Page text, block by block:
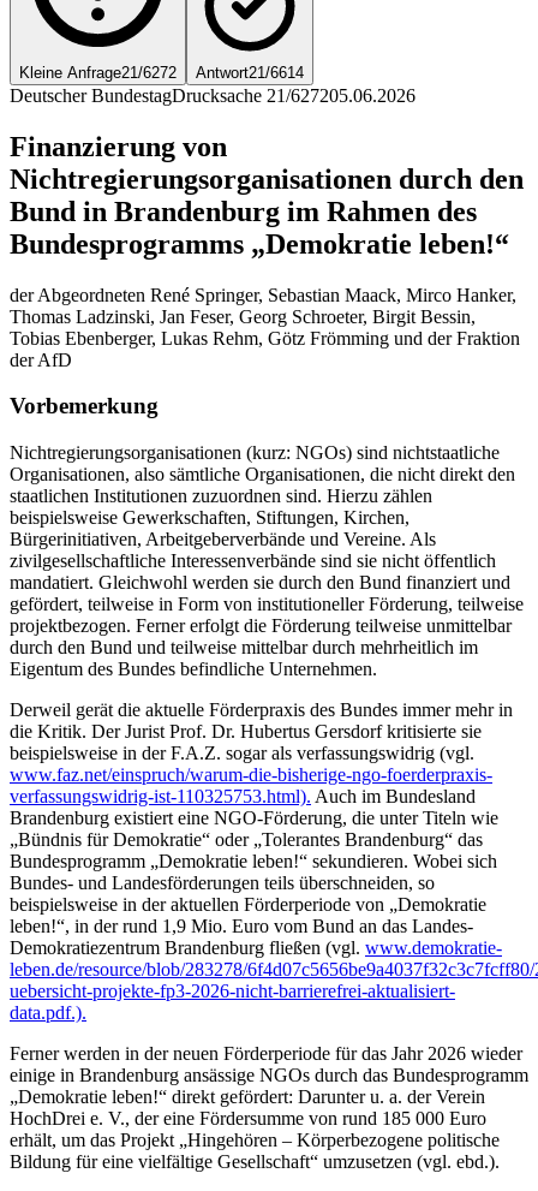
Kleine Anfrage21/6272 Antwort21/6614
Deutscher BundestagDrucksache 21/627205.06.2026
Finanzierung von
Nichtregierungsorganisationen durch den
Bund in Brandenburg im Rahmen des
Bundesprogramms „Demokratie leben!“
der Abgeordneten René Springer, Sebastian Maack, Mirco Hanker,
Thomas Ladzinski, Jan Feser, Georg Schroeter, Birgit Bessin,
Tobias Ebenberger, Lukas Rehm, Götz Frömming und der Fraktion
der AfD
Vorbemerkung
Nichtregierungsorganisationen (kurz: NGOs) sind nichtstaatliche
Organisationen, also sämtliche Organisationen, die nicht direkt den
staatlichen Institutionen zuzuordnen sind. Hierzu zählen
beispielsweise Gewerkschaften, Stiftungen, Kirchen,
Bürgerinitiativen, Arbeitgeberverbände und Vereine. Als
zivilgesellschaftliche Interessenverbände sind sie nicht öffentlich
mandatiert. Gleichwohl werden sie durch den Bund finanziert und
gefördert, teilweise in Form von institutioneller Förderung, teilweise
projektbezogen. Ferner erfolgt die Förderung teilweise unmittelbar
durch den Bund und teilweise mittelbar durch mehrheitlich im
Eigentum des Bundes befindliche Unternehmen.
Derweil gerät die aktuelle Förderpraxis des Bundes immer mehr in
die Kritik. Der Jurist Prof. Dr. Hubertus Gersdorf kritisierte sie
beispielsweise in der F.A.Z. sogar als verfassungswidrig (vgl.
www.faz.net/einspruch/warum-die-bisherige-ngo-foerderpraxis-
verfassungswidrig-ist-110325753.html). Auch im Bundesland
Brandenburg existiert eine NGO-Förderung, die unter Titeln wie
„Bündnis für Demokratie“ oder „Tolerantes Brandenburg“ das
Bundesprogramm „Demokratie leben!“ sekundieren. Wobei sich
Bundes- und Landesförderungen teils überschneiden, so
beispielsweise in der aktuellen Förderperiode von „Demokratie
leben!“, in der rund 1,9 Mio. Euro vom Bund an das Landes-
Demokratiezentrum Brandenburg fließen (vgl. www.demokratie-
leben.de/resource/blob/283278/
uebersicht-projekte-fp3-2026-nicht-barrierefrei-aktualisiert-
data.pdf.).
Ferner werden in der neuen Förderperiode für das Jahr 2026 wieder
einige in Brandenburg ansässige NGOs durch das Bundesprogramm
„Demokratie leben!“ direkt gefördert: Darunter u. a. der Verein
HochDrei e. V., der eine Fördersumme von rund 185 000 Euro
erhält, um das Projekt „Hingehören – Körperbezogene politische
Bildung für eine vielfältige Gesellschaft“ umzusetzen (vgl. ebd.).